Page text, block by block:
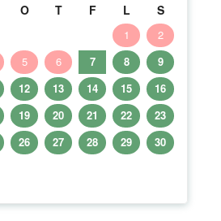
O T F L S
1
2
5 6 7 8
9
12 13 14 15
16
19 20 21 22
23
26 27 28 29
30